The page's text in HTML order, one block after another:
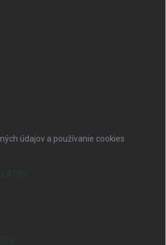
údajov a používanie cookies